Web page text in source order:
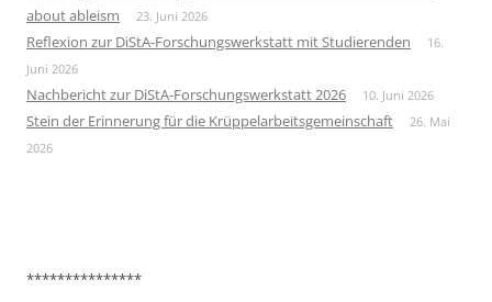
about ableism
23. Juni 2026
Reflexion zur DiStA-Forschungswerkstatt mit Studierenden
16.
Juni 2026
Nachbericht zur DiStA-Forschungswerkstatt 2026 10. Juni 2026
Stein der Erinnerung für die Krüppelarbeitsgemeinschaft
26. Mai
2026
***************